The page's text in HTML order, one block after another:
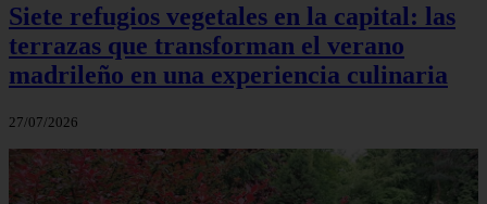
Siete refugios vegetales en la capital: las
terrazas que transforman el verano
madrileño en una experiencia culinaria
27/07/2026